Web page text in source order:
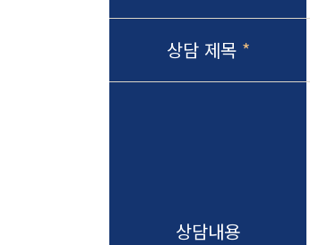
상담 제목 *
상담내용